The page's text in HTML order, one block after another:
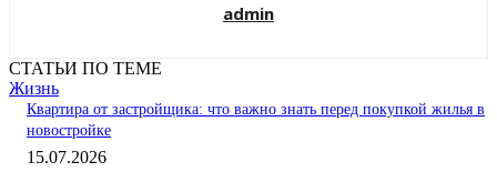
admin
СТАТЬИ ПО ТЕМЕ
Жизнь
Квартира от застройщика: что важно знать перед покупкой жилья в
новостройке
15.07.2026